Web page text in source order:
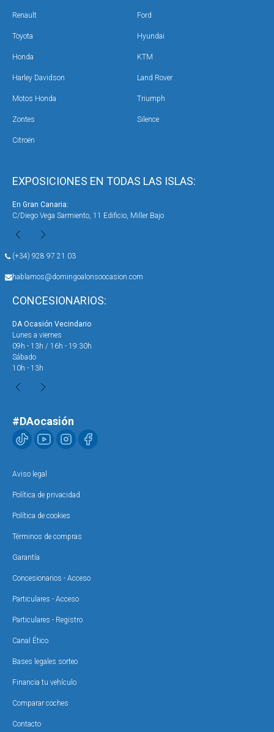
EXPOSICIONES EN TODAS LAS ISLAS:
En Gran Canaria:
C/Diego Vega Sarmiento, 11 Edificio, Miller Bajo
(+34) 928 97 21 03
hablamos@domingoalonsoocasion.com
CONCESIONARIOS:
DA Ocasión Vecindario
Lunes a viernes
09h - 13h / 16h - 19:30h
Sábado
10h - 13h
Renault Ford
Toyota Hyundai
Honda KTM
Harley Davidson Land Rover
Motos Honda Triumph
Zontes Silence
Citroën
#DAocasión
Aviso legal
Política de privacidad
Política de cookies
Términos de compras
Garantía
Concesionarios - Acceso
Particulares - Acceso
Particulares - Registro
Canal Ético
Bases legales sorteo
Financia tu vehículo
Comparar coches
Contacto